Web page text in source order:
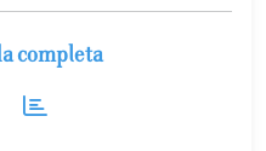
completa